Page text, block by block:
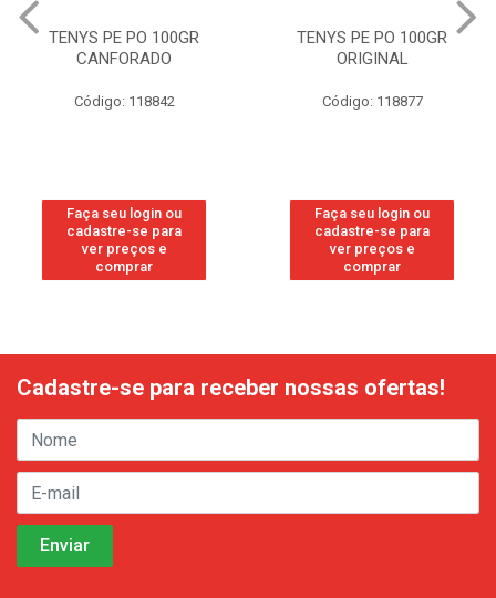
TENYS PE PO 100GR
CANFORADO
Código: 118842
Faça seu login ou
cadastre-se para
ver preços e
comprar
TENYS PE PO 100GR
ORIGINAL
Código: 118877
Faça seu login ou
cadastre-se para
ver preços e
comprar
Cadastre-se para receber nossas ofertas!